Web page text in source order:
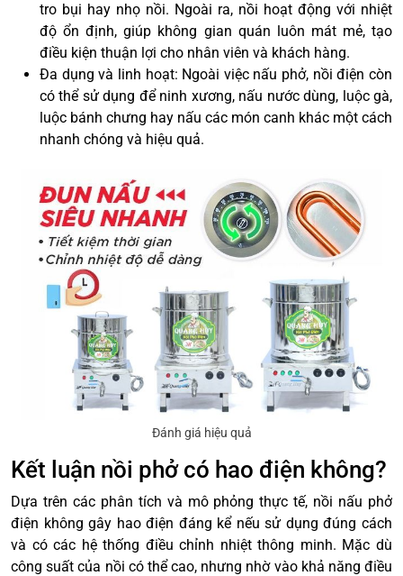
tro bụi hay nhọ nồi. Ngoài ra, nồi hoạt động với nhiệt
độ ổn định, giúp không gian quán luôn mát mẻ, tạo
điều kiện thuận lợi cho nhân viên và khách hàng.
Đa dụng và linh hoạt: Ngoài việc nấu phở, nồi điện còn
có thể sử dụng để ninh xương, nấu nước dùng, luộc gà,
luộc bánh chưng hay nấu các món canh khác một cách
nhanh chóng và hiệu quả.
Đánh giá hiệu quả
Kết luận nồi phở có hao điện không?
Dựa trên các phân tích và mô phỏng thực tế, nồi nấu phở
điện không gây hao điện đáng kể nếu sử dụng đúng cách
và có các hệ thống điều chỉnh nhiệt thông minh. Mặc dù
công suất của nồi có thể cao, nhưng nhờ vào khả năng điều